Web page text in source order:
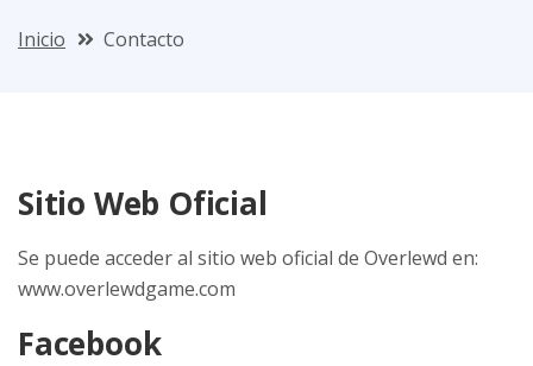
Inicio Contacto
Sitio Web Oficial
Se puede acceder al sitio web oficial de Overlewd en:
www.overlewdgame.com
Facebook